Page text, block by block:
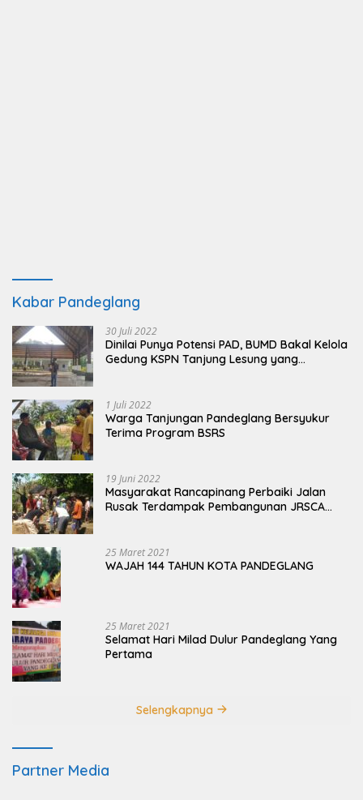
Kabar Pandeglang
30 Juli 2022
Dinilai Punya Potensi PAD, BUMD Bakal Kelola
Gedung KSPN Tanjung Lesung yang
1 Juli 2022
Warga Tanjungan Pandeglang Bersyukur
Terima Program BSRS
19 Juni 2022
Masyarakat Rancapinang Perbaiki Jalan
Rusak Terdampak Pembangunan JRSCA
25 Maret 2021
WAJAH 144 TAHUN KOTA PANDEGLANG
25 Maret 2021
Selamat Hari Milad Dulur Pandeglang Yang
Pertama
Selengkapnya
Partner Media